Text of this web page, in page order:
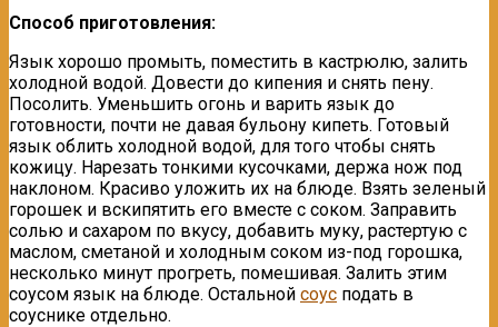
Способ приготовления:
Язык хорошо промыть, поместить в кастрюлю, залить
холодной водой. Довести до кипения и снять пену.
Посолить. Уменьшить огонь и варить язык до
готовности, почти не давая бульону кипеть. Готовый
язык облить холодной водой, для того чтобы снять
кожицу. На­резать тонкими кусочками, держа нож под
наклоном. Красиво уло­жить их на блюде. Взять зеленый
горошек и вскипятить его вместе с соком. Заправить
солью и сахаром по вкусу, добавить муку, растертую с
маслом, сметаной и холодным соком из-под горошка,
несколько минут прогреть, помешивая. Залить этим
соусом язык на блюде. Остальной соус подать в
соуснике отдельно.